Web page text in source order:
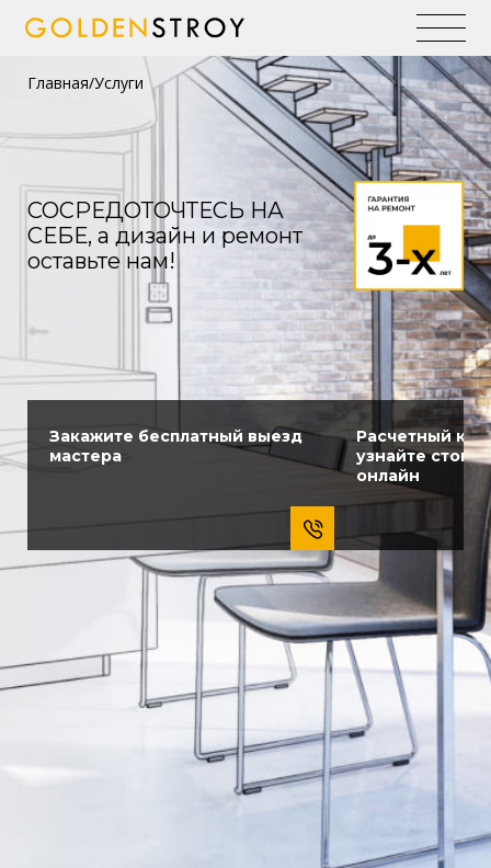
Главная Услуги
СОСРЕДОТОЧТЕСЬ НА
СЕБЕ, а дизайн и ремонт
оставьте нам!
Закажите бесплатный выезд
мастера
Расчетный
узнайте
онлайн